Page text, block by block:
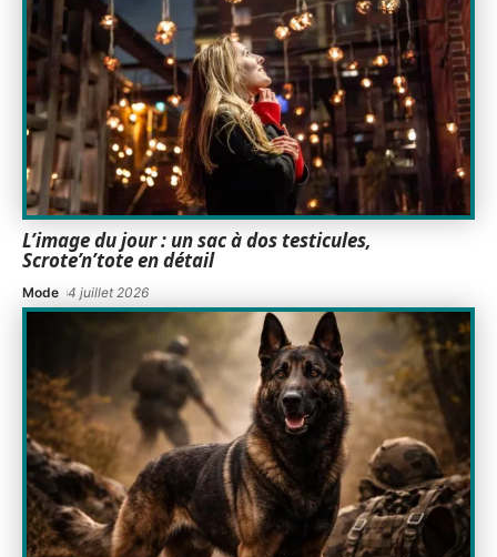
L’image du jour : un sac à dos testicules,
Scrote’n’tote en détail
Mode 4 juillet 2026